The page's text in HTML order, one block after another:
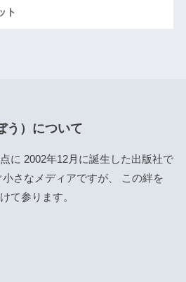
ト
う）について
に 2002年12月に誕生した出版社で
さなメディアですが、 この絆を
て参ります。